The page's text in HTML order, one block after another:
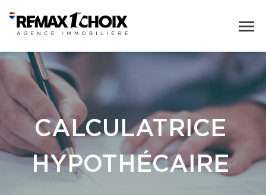
CALCULATRICE
HYPOTHÉCAIRE